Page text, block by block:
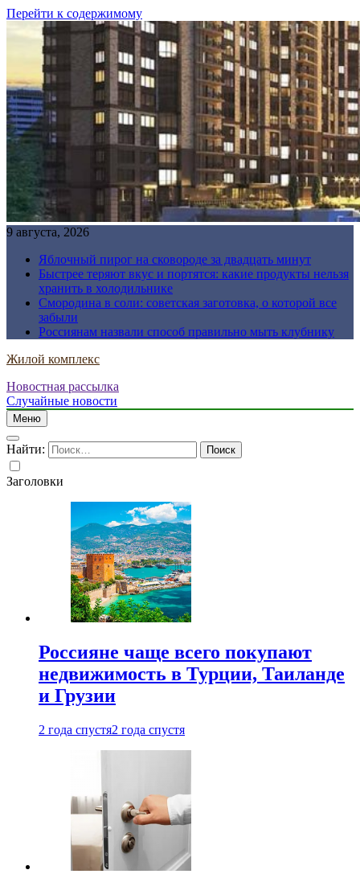
Перейти к содержимому
9 августа, 2026
Яблочный пирог на сковороде за двадцать минут
Быстрее теряют вкус и портятся: какие продукты нельзя
хранить в холодильнике
Смородина в соли: советская заготовка, о которой все
забыли
Россиянам назвали способ правильно мыть клубнику
Жилой комплекс
Новостная рассылка
Случайные новости
Меню
Найти:
Заголовки
Россияне чаще всего покупают
недвижимость в Турции, Таиланде
и Грузии
2 года спустя2 года спустя